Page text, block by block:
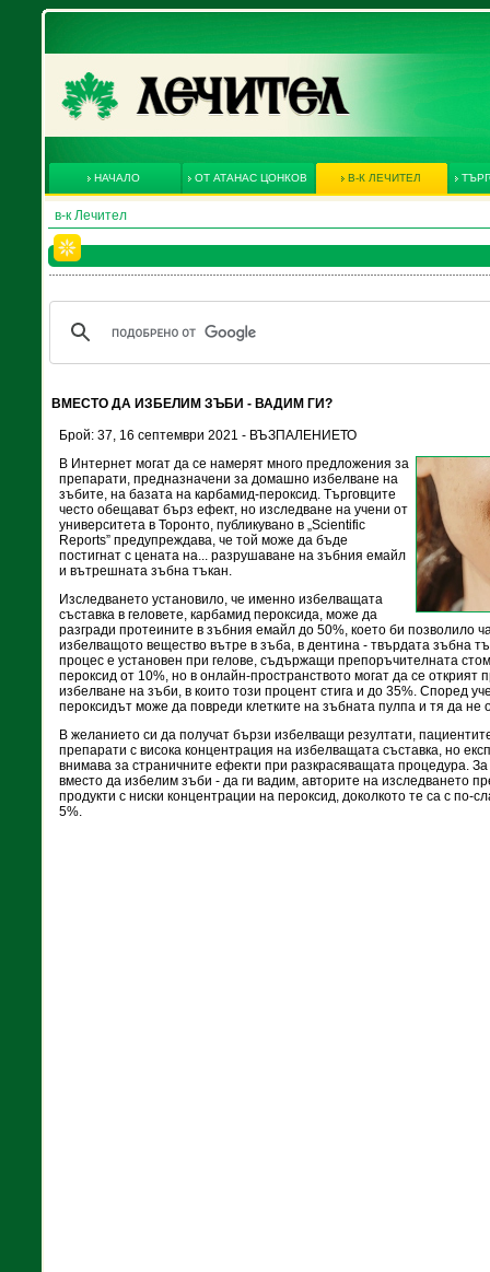
НАЧАЛО ОТ АТАНАС ЦОНКОВ В-К ЛЕЧИТЕЛ
в-к Лечител
ВМЕСТО ДА ИЗБЕЛИМ ЗЪБИ - ВАДИМ ГИ?
Брой: 37, 16 септември 2021 - ВЪЗПАЛЕНИЕТО
В Интернет могат да се намерят много предложения за
препарати, предназначени за домашно избелване на
зъбите, на базата на карбамид-пероксид. Търговците
често обещават бърз ефект, но изследване на учени от
университета в Торонто, публикувано в „Scientific
Reports” предупреждава, че той може да бъде
постигнат с цената на... разрушаване на зъбния емайл
и вътрешната зъбна тъкан.
Изследването установило, че именно избелващата
съставка в геловете, карбамид пероксида, може да
разгради протеините в зъбния емайл до 50%, което би позволило
избелващото вещество вътре в зъба, в дентина - твърдата зъбна
процес е установен при гелове, съдържащи препоръчителната
пероксид от 10%, но в онлайн-пространството могат да се
избелване на зъби, в които този процент стига и до 35%. Според
пероксидът може да повреди клетките на зъбната пулпа и тя да не
В желанието си да получат бързи избелващи резултати,
препарати с висока концентрация на избелващата съставка, но
внимава за страничните ефекти при разкрасяващата процедура. За
вместо да избелим зъби - да ги вадим, авторите на изследването
продукти с ниски концентрации на пероксид, доколкото те са с по-
5%.